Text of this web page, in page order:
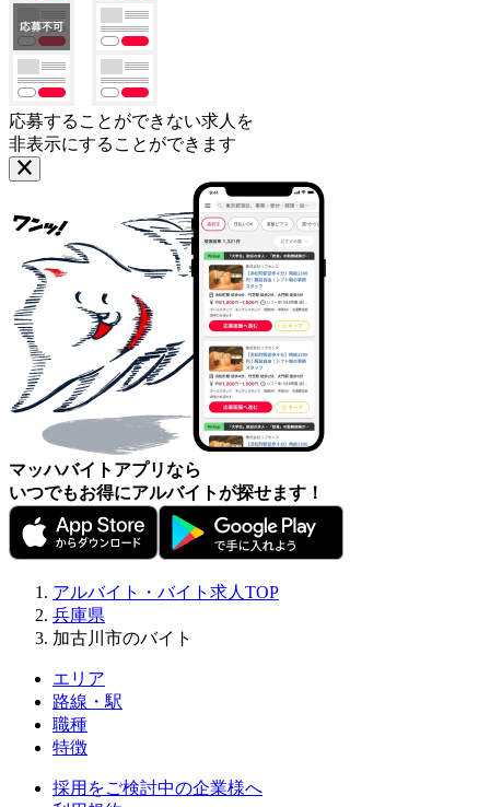
応募することができない求人を
非表示にすることができます
マッハバイトアプリなら
いつでもお得にアルバイトが探せます！
アルバイト・バイト求人TOP
兵庫県
加古川市のバイト
エリア
路線・駅
職種
特徴
採用をご検討中の企業様へ